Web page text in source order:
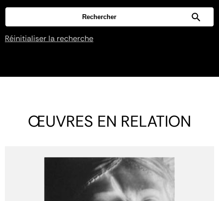
Réinitialiser la recherche
ŒUVRES EN RELATION